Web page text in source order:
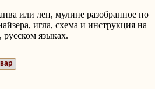
или лен, мулине разобранное по
игла, схема и инструкция на
языках.